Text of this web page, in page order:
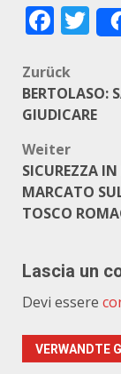
Zurück
BERTOLASO:
Weiter
SICUREZZA
MARCATO
TOSCO
Lascia un
Devi essere
VERWANDTE